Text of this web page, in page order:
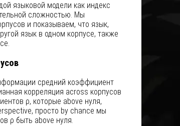
языковой модели как индекс
сложностью. Мы
и показываем, что язык,
язык в одном корпусе, также
средний коэффициент
корреляция across корпусов
ρ, которые above нуля,
просто by chance мы
ρ быть above нуля.